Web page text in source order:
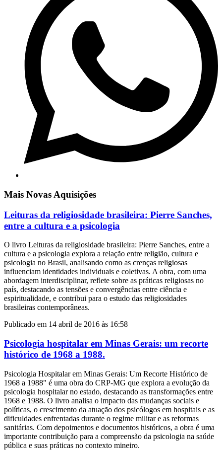
Mais Novas Aquisições
Leituras da religiosidade brasileira: Pierre Sanches,
entre a cultura e a psicologia
O livro Leituras da religiosidade brasileira: Pierre Sanches, entre a
cultura e a psicologia explora a relação entre religião, cultura e
psicologia no Brasil, analisando como as crenças religiosas
influenciam identidades individuais e coletivas. A obra, com uma
abordagem interdisciplinar, reflete sobre as práticas religiosas no
país, destacando as tensões e convergências entre ciência e
espiritualidade, e contribui para o estudo das religiosidades
brasileiras contemporâneas.
Publicado em 14 abril de 2016 às 16:58
Psicologia hospitalar em Minas Gerais: um recorte
histórico de 1968 a 1988.
Psicologia Hospitalar em Minas Gerais: Um Recorte Histórico de
1968 a 1988" é uma obra do CRP-MG que explora a evolução da
psicologia hospitalar no estado, destacando as transformações entre
1968 e 1988. O livro analisa o impacto das mudanças sociais e
políticas, o crescimento da atuação dos psicólogos em hospitais e as
dificuldades enfrentadas durante o regime militar e as reformas
sanitárias. Com depoimentos e documentos históricos, a obra é uma
importante contribuição para a compreensão da psicologia na saúde
pública e suas práticas no contexto mineiro.